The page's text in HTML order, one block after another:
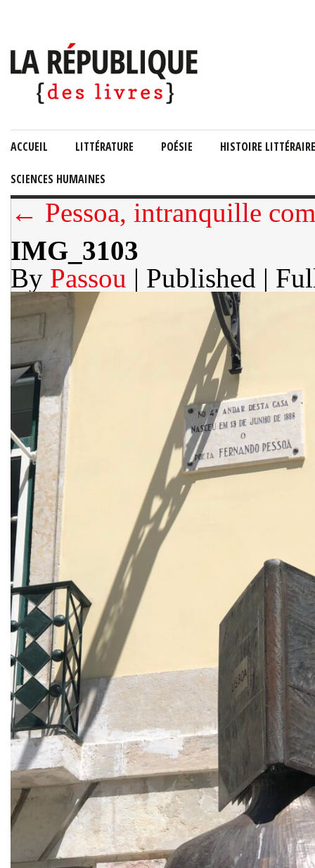
ACCUEIL LITTÉRATURE POÉSIE HISTOIRE LITTÉRAIRE
SCIENCES HUMAINES
← Pessoa, intranquille
IMG_3103
By Passou | Published |